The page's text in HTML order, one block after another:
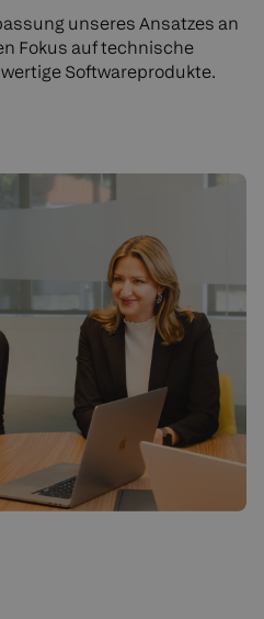
unseres Ansatzes an
Fokus auf technische
Softwareprodukte.